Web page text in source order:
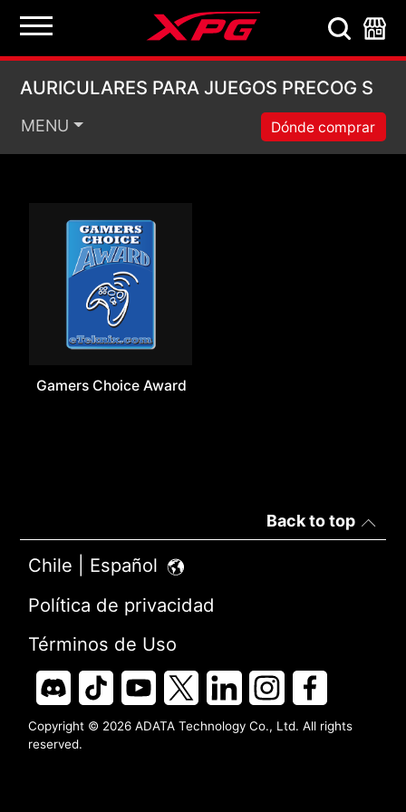
AURICULARES PARA
AURICULARES PARA JUEGOS PRECOG S
MENU Dónde comprar
Gamers Choice Award
Back to top
Chile | Español
Política de privacidad
Términos de Uso
Copyright © 2026 ADATA Technology Co., Ltd. All rights
reserved.